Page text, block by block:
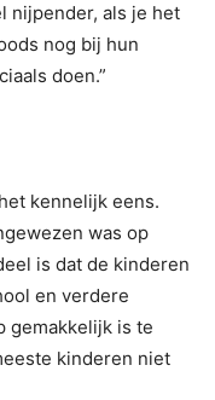
nijpender, als je het
nog bij hun
doen.”
kennelijk eens.
was op
is dat de kinderen
en verdere
gemakkelijk is te
kinderen niet